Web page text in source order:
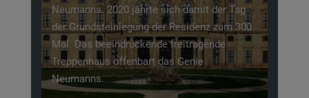
Neumanns. 2020 jährte sich damit der Tag
der Grundsteinlegung der Residenz zum 300.
Mal. Das beeindruckende freitragende
Treppenhaus offenbart das Genie
Neumanns.